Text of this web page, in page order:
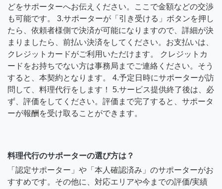
どをサポーターへお伝えください。ここで金額などの交渉
も可能です。 3.サポーターが「引き受ける」ボタンを押し
たら、依頼者様側で決済が可能になりますので、詳細が決
まりましたら、前払い決済をしてください。お支払いは、
クレジットカードがご利用いただけます。 クレジットカ
ードをお持ちでない方は事務局までご連絡ください。そう
すると、本契約となります。 4.予定日時にサポーターが訪
問して、料理代行をします！ 5.サービス提供終了後は、必
ず、評価をしてください。評価まで完了すると、サポータ
ーが報酬を受け取ることができます。
料理代行のサポーターの選び方は？
「認定サポーター」や「本人確認済み」のサポーターがお
すすめです。その他に、対応エリアや今までの評価/実績